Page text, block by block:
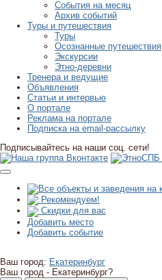
События на месяц
Архив событий
Туры и путешествия
Туры
Осознанные путешествия
Экскурсии
Этно-деревни
Тренера и ведущие
Объявления
Статьи и интервью
О портале
Реклама на портале
Подписка на email-рассылку
Подписывайтесь на наши соц. сети!
Рекомендуем!
Скидки для вас
Добавить место
Добавить событие
Ваш город: Екатеринбург
Ваш город - Екатеринбург?